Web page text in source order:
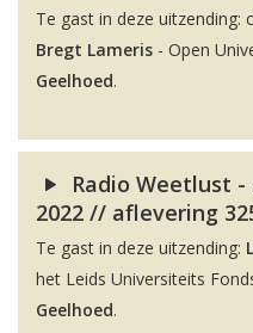
Te gast in deze uitzending:
Bregt Lameris - Open
Geelhoed.
Radio Weetlust
2022 // aflevering
Te gast in deze uitzending:
het Leids Universiteits
Geelhoed.